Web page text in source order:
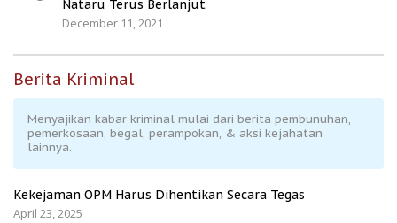
Nataru Terus Berlanjut
December 11, 2021
Berita Kriminal
Menyajikan kabar kriminal mulai dari berita pembunuhan,
pemerkosaan, begal, perampokan, & aksi kejahatan
lainnya.
Kekejaman OPM Harus Dihentikan Secara Tegas
April 23, 2025